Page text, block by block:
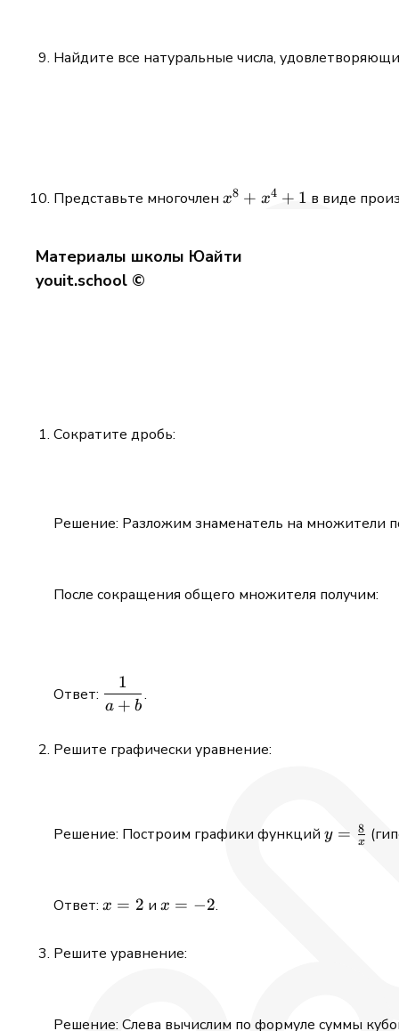
Найдите все натуральные числа,
Представьте многочлен x^8
+ 1
x8 + x4 + 1 в виде
Материалы школы Юайти
youit.school ©
Сократите дробь:
Решение: Разложим знаменатель на множители
После сокращения общего множителя получим:
Ответ:
\dfrac{1}
{a + b}
a + b
1
.
Решите графически уравнение:
Решение: Построим графики функций y =
y = x
8
Ответ: x
x = 2 и x
x = −2.
Решите уравнение:
Решение: Слева вычислим по формуле суммы